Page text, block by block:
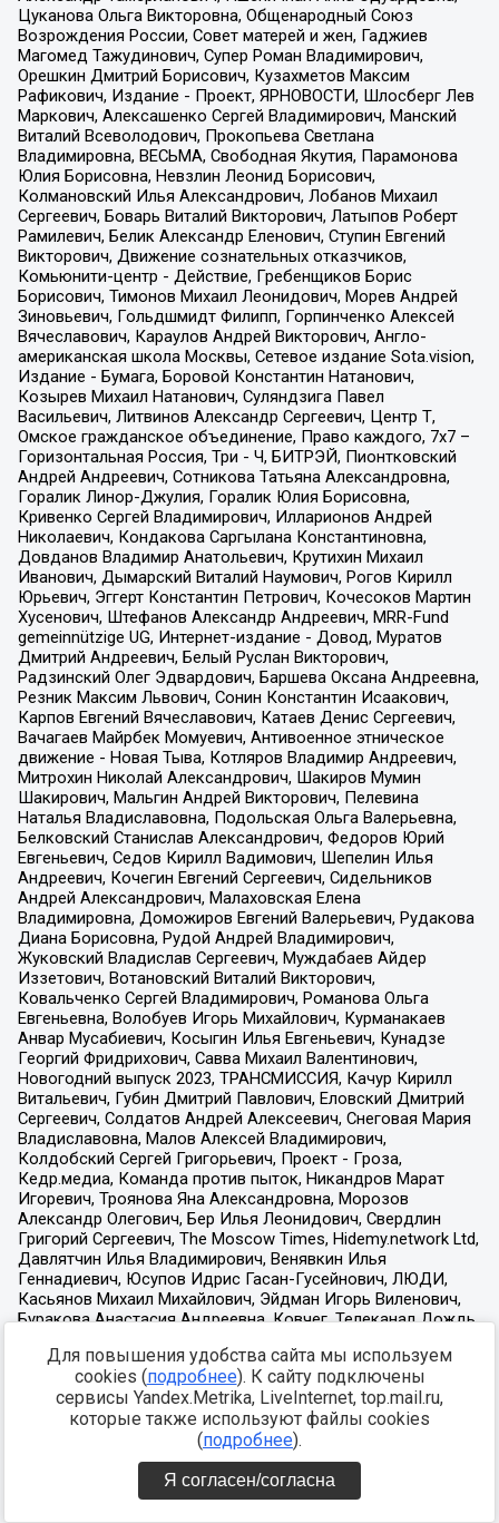
Для повышения удобства сайта мы используем
cookies (подробнее). К сайту подключены
сервисы Yandex.Metrika, LiveInternet, top.mail.ru,
которые также используют файлы cookies
(подробнее).
Я согласен/согласна